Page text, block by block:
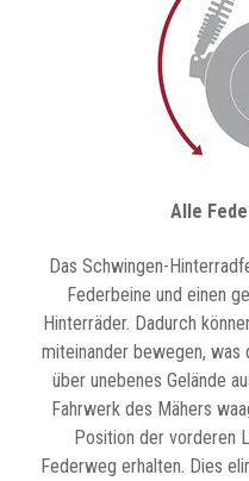
Alle
Das Schwingen-
Federbeine und einen
Hinterräder. Dadurch
miteinander bewegen,
über unebenes Gelände
Fahrwerk des Mähers
Position der vorderen
Federweg erhalten. Dies